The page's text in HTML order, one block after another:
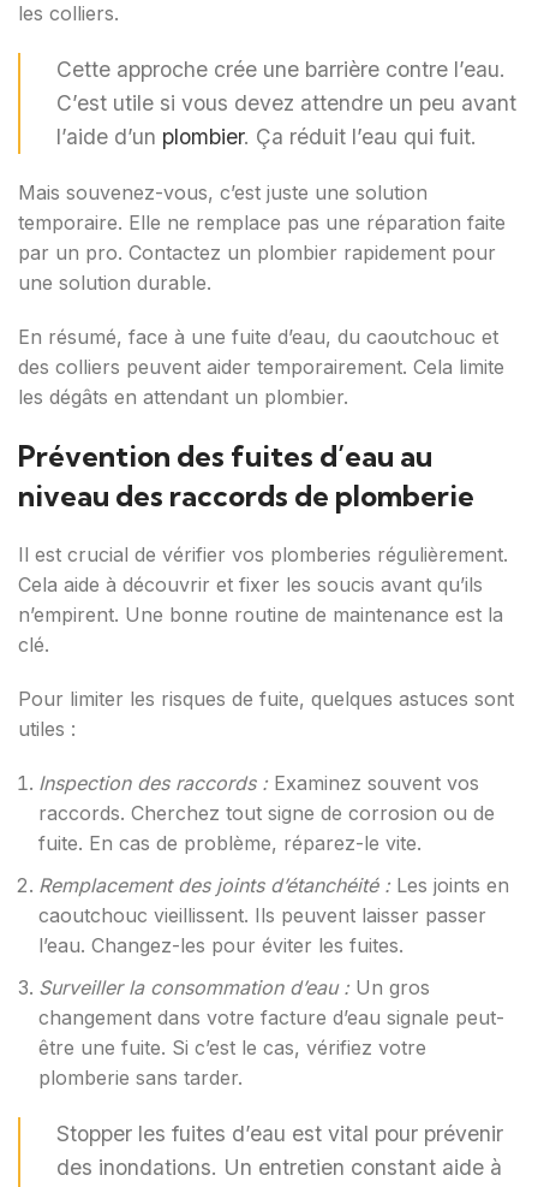
les colliers.
Cette approche crée une barrière contre l’eau.
C’est utile si vous devez attendre un peu avant
l’aide d’un plombier. Ça réduit l’eau qui fuit.
Mais souvenez-vous, c’est juste une solution
temporaire. Elle ne remplace pas une réparation faite
par un pro. Contactez un plombier rapidement pour
une solution durable.
En résumé, face à une fuite d’eau, du caoutchouc et
des colliers peuvent aider temporairement. Cela limite
les dégâts en attendant un plombier.
Prévention des fuites d’eau au
niveau des raccords de plomberie
Il est crucial de vérifier vos plomberies régulièrement.
Cela aide à découvrir et fixer les soucis avant qu’ils
n’empirent. Une bonne routine de maintenance est la
clé.
Pour limiter les risques de fuite, quelques astuces sont
utiles :
Inspection des raccords : Examinez souvent vos
raccords. Cherchez tout signe de corrosion ou de
fuite. En cas de problème, réparez-le vite.
Remplacement des joints d’étanchéité : Les joints en
caoutchouc vieillissent. Ils peuvent laisser passer
l’eau. Changez-les pour éviter les fuites.
Surveiller la consommation d’eau : Un gros
changement dans votre facture d’eau signale peut-
être une fuite. Si c’est le cas, vérifiez votre
plomberie sans tarder.
Stopper les fuites d’eau est vital pour prévenir
des inondations. Un entretien constant aide à